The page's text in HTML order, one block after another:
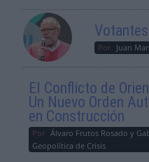
Por Juan
El Conflicto de
Un Nuevo Orden
en Construcción
Por Álvaro Frutos Rosado y
Geopolítica de Crisis